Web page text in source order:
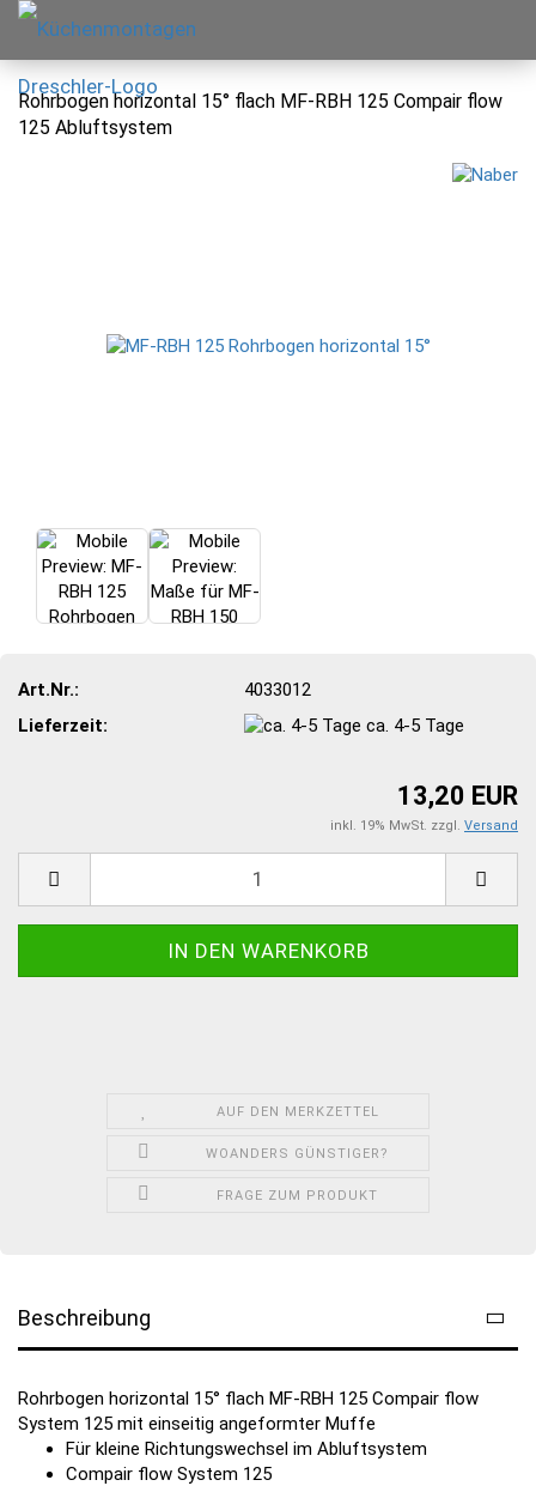
Rohrbogen horizontal 15° flach MF-RBH 125 Compair flow
125 Abluftsystem
Art.Nr.:
4033012
Lieferzeit:
ca. 4-5 Tage
13,20 EUR
inkl. 19% MwSt. zzgl. Versand
AUF DEN MERKZETTEL
WOANDERS GÜNSTIGER?
FRAGE ZUM PRODUKT
Beschreibung
Rohrbogen horizontal 15° flach MF-RBH 125 Compair flow
System 125 mit einseitig angeformter Muffe
Für kleine Richtungswechsel im Abluftsystem
Compair flow System 125